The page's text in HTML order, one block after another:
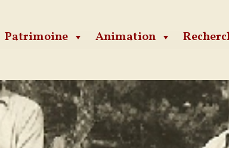
Patrimoine Animation